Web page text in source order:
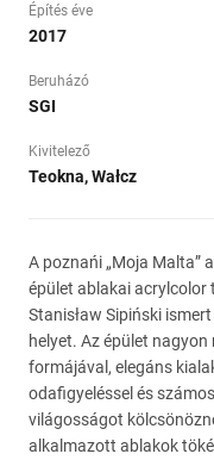
Építés éve
2017
Beruházó
SGI
Kivitelező
Teokna, Wałcz
A poznańi „Moja Malta”
épület ablakai acrylcolor
Stanisław Sipiński
helyet. Az épület
formájával, elegáns
odafigyeléssel és
világosságot
alkalmazott ablakok